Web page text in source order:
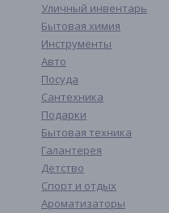
Уличный инвентарь
Бытовая химия
Инструменты
Авто
Посуда
Сантехника
Подарки
Бытовая техника
Галантерея
Детство
Спорт и отдых
Ароматизаторы